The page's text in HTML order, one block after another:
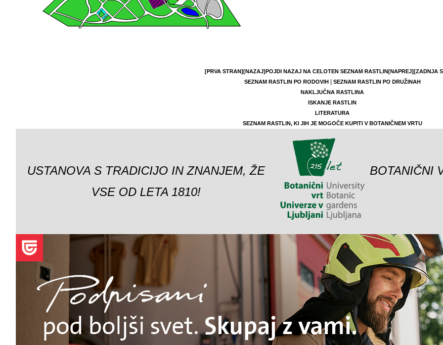
[PRVA STRAN][NAZAJ]POJDI NAZAJ NA CELOTEN SEZNAM RASTLIN[NAPREJ][ZADNJA
SEZNAM RASTLIN PO RODOVIH|
SEZNAM RASTLIN PO DRUŽINAH
NAKLJUČNA RASTLINA
ISKANJE RASTLIN
LITERATURA
SEZNAM RASTLIN, KI JIH JE MOGOČE KUPITI V BOTANIČNEM VRTU
USTANOVA S TRADICIJO IN ZNANJEM, ŽE
VSE OD LETA 1810!
BOTANIČNI